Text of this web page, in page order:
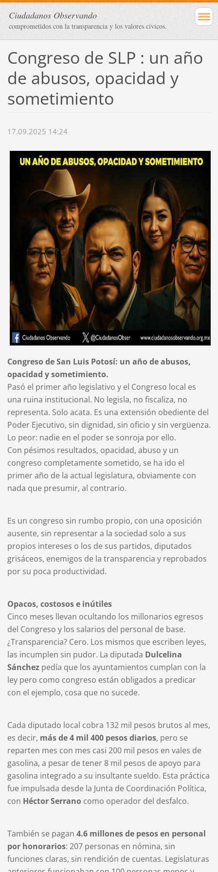
Ciudadanos Observando
comprometidos con la transparencia y los valores cívicos.
Congreso de SLP : un año
de abusos, opacidad y
sometimiento
17.09.2025 14:24
Congreso de San Luis Potosí: un año de abusos,
opacidad y sometimiento.
Pasó el primer año legislativo y el Congreso local es
una ruina institucional. No legisla, no fiscaliza, no
representa. Solo acata. Es una extensión obediente del
Poder Ejecutivo, sin dignidad, sin oficio y sin vergüenza.
Lo peor: nadie en el poder se sonroja por ello.
Con pésimos resultados, opacidad, abuso y un
congreso completamente sometido, se ha ido el
primer año de la actual legislatura, obviamente con
nada que presumir, al contrario.
Es un congreso sin rumbo propio, con una oposición
ausente, sin representar a la sociedad solo a sus
propios intereses o los de sus partidos, diputados
grisáceos, enemigos de la transparencia y reprobados
por su poca productividad.
Opacos, costosos e inútiles
Cinco meses llevan ocultando los millonarios egresos
del Congreso y los salarios del personal de base.
¿Transparencia? Cero. Los mismos que escriben leyes,
las incumplen sin pudor. La diputada Dulcelina
Sánchezpedía que los ayuntamientos cumplan con la
ley pero como congreso están obligados a predicar
con el ejemplo, cosa que no sucede.
Cada diputado local cobra 132 mil pesos brutos al mes,
es decir, más de 4 mil 400 pesos diarios, pero se
reparten mes con mes casi 200 mil pesos en vales de
gasolina, a pesar de tener 8 mil pesos de apoyo para
gasolina integrado a su insultante sueldo. Esta práctica
fue impulsada desde la Junta de Coordinación Política,
con Héctor Serranocomo operador del desfalco.
También se pagan 4.6 millones de pesos en personal
por honorarios: 207 personas en nómina, sin
funciones claras, sin rendición de cuentas. Legislaturas